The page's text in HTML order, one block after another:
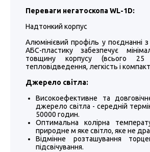
Переваги негатоскопа WL-1D:
Надтонкий корпус
Алюмінієвий профіль у поєднанні з
АБС-пластику забезпечує
товщину корпусу (всього
тепловідведення, легкість і
Джерело світла:
Високоефективне та
джерело світла - середній
50000 годин.
Оптимальна колірна
природне м яке світло, яке не
Відмінне розташування
підсвічування.